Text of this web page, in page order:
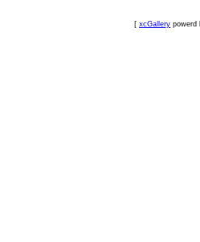
[ xcGallery